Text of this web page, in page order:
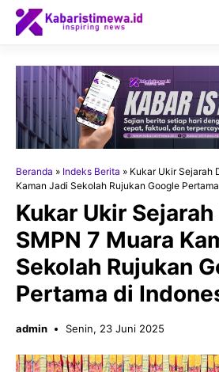
Langsung
Beranda » Indeks Berita » Kukar Ukir Sejarah
Kaman Jadi Sekolah Rujukan Google
Kukar Ukir
SMPN 7 Muara
Sekolah Rujukan
Pertama di
admin Senin, 23 Juni 2025